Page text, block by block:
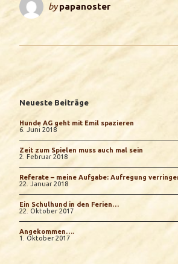
bypapanoster
Neueste Beiträge
Hunde AG geht mit Emil spazieren
6. Juni 2018
Zeit zum Spielen muss auch mal sein
2. Februar 2018
Referate – meine Aufgabe: Aufregung
22. Januar 2018
Ein Schulhund in den Ferien…
22. Oktober 2017
Angekommen….
1. Oktober 2017